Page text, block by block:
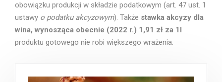
obowiązku produkcji w składzie podatkowym (art. 47 ust. 1
ustawy o podatku akcyzowym). Także stawka akcyzy dla
wina, wynosząca obecnie (2022 r.) 1,91 zł za 1l
produktu gotowego nie robi większego wrażenia.